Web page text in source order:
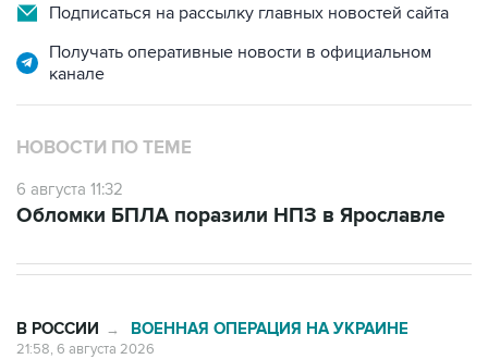
Подписаться на рассылку главных новостей сайта
Получать оперативные новости в официальном
канале
НОВОСТИ ПО ТЕМЕ
6 августа 11:32
Обломки БПЛА поразили НПЗ в Ярославле
В РОССИИ → ВОЕННАЯ ОПЕРАЦИЯ НА УКРАИНЕ
21:58, 6 августа 2026